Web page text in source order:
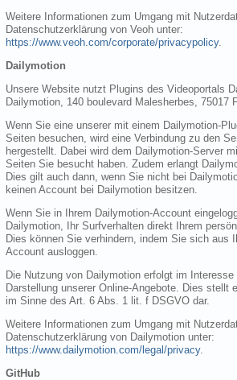
Weitere Informationen zum Umgang mit
Datenschutzerklärung von Veoh unter:
https://www.veoh.com/corporate/privacypolicy.
Dailymotion
Unsere Website nutzt Plugins des Videoportals
Dailymotion, 140 boulevard Malesherbes, 75017
Wenn Sie eine unserer mit einem Dailymotion-
Seiten besuchen, wird eine Verbindung zu den
hergestellt. Dabei wird dem Dailymotion-Server
Seiten Sie besucht haben. Zudem erlangt
Dies gilt auch dann, wenn Sie nicht bei
keinen Account bei Dailymotion besitzen.
Wenn Sie in Ihrem Dailymotion-Account
Dailymotion, Ihr Surfverhalten direkt Ihrem
Dies können Sie verhindern, indem Sie sich aus
Account ausloggen.
Die Nutzung von Dailymotion erfolgt im Interesse
Darstellung unserer Online-Angebote. Dies stellt
im Sinne des Art. 6 Abs. 1 lit. f DSGVO dar.
Weitere Informationen zum Umgang mit
Datenschutzerklärung von Dailymotion unter:
https://www.dailymotion.com/legal/privacy.
GitHub